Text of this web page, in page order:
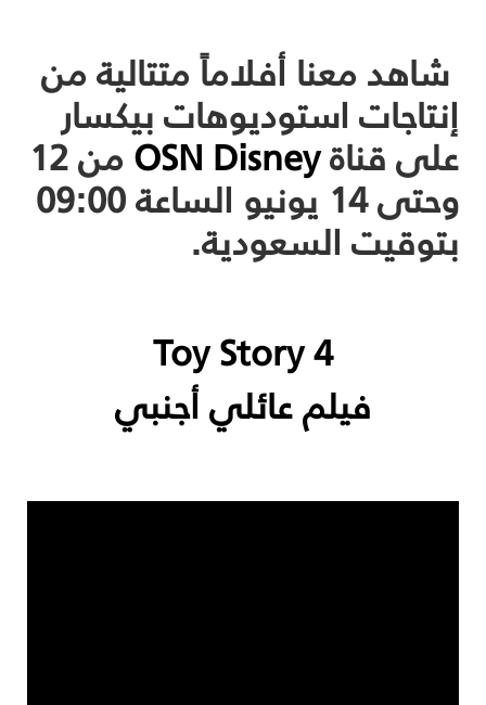
شاهد معنا أفلاماً متتالية من
إنتاجات استوديوهات بيكسار
على قناةOSN Disney من 12
وحتى 14 يونيو الساعة 09:00
بتوقيت السعودية.
Toy Story 4
فيلم عائلي أجنبي